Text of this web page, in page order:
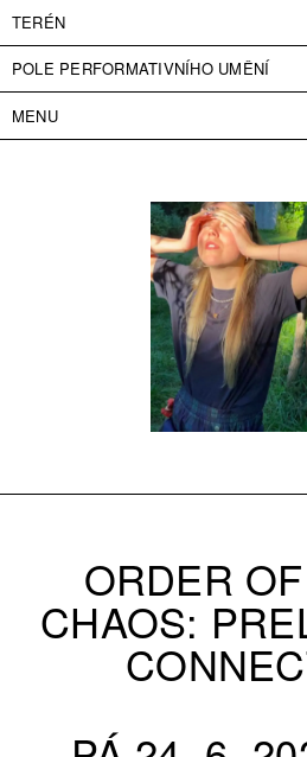
TERÉN
POLE PERFORMATIVNÍHO UMĚNÍ
MENU
ENGLISH
ORDER
CHAOS: